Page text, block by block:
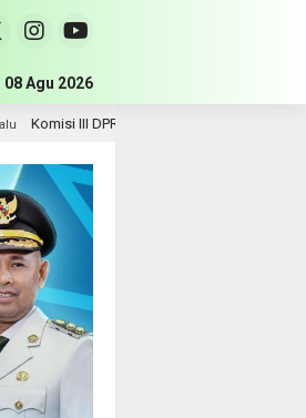
Pemerintah Kabupaten Tanah
08 Agu 2026
Perjuangkan Lima Infrastruktur Strategis ke